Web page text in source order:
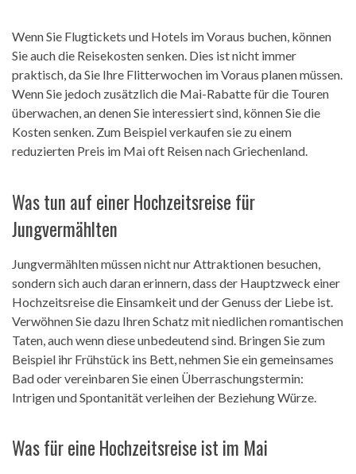
Wenn Sie Flugtickets und Hotels im Voraus buchen, können
Sie auch die Reisekosten senken. Dies ist nicht immer
praktisch, da Sie Ihre Flitterwochen im Voraus planen müssen.
Wenn Sie jedoch zusätzlich die Mai-Rabatte für die Touren
überwachen, an denen Sie interessiert sind, können Sie die
Kosten senken. Zum Beispiel verkaufen sie zu einem
reduzierten Preis im Mai oft Reisen nach Griechenland.
Was tun auf einer Hochzeitsreise für
Jungvermählten
Jungvermählten müssen nicht nur Attraktionen besuchen,
sondern sich auch daran erinnern, dass der Hauptzweck einer
Hochzeitsreise die Einsamkeit und der Genuss der Liebe ist.
Verwöhnen Sie dazu Ihren Schatz mit niedlichen romantischen
Taten, auch wenn diese unbedeutend sind. Bringen Sie zum
Beispiel ihr Frühstück ins Bett, nehmen Sie ein gemeinsames
Bad oder vereinbaren Sie einen Überraschungstermin:
Intrigen und Spontanität verleihen der Beziehung Würze.
Was für eine Hochzeitsreise ist im Mai